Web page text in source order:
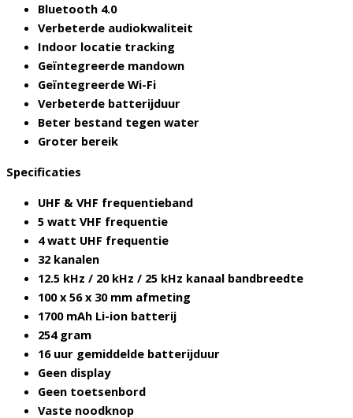
Bluetooth 4.0
Verbeterde audiokwaliteit
Indoor locatie tracking
Geïntegreerde mandown
Geïntegreerde Wi-Fi
Verbeterde batterijduur
Beter bestand tegen water
Groter bereik
Specificaties
UHF & VHF frequentieband
5 watt VHF frequentie
4 watt UHF frequentie
32 kanalen
12.5 kHz / 20 kHz / 25 kHz kanaal bandbreedte
100 x 56 x 30 mm afmeting
1700 mAh Li-ion batterij
254 gram
16 uur gemiddelde batterijduur
Geen display
Geen toetsenbord
Vaste noodknop